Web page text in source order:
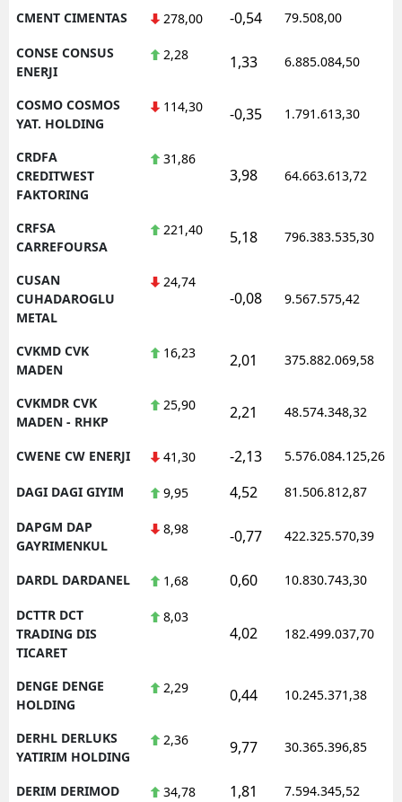
CMENT CIMENTAS 278,00 -0,54 79.508,00
CONSE CONSUS
ENERJI
2,28 1,33 6.885.084,50
COSMO COSMOS
YAT. HOLDING
114,30 -0,35 1.791.613,30
CRDFA
CREDITWEST
FAKTORING
31,86
3,98 64.663.613,72
CRFSA
CARREFOURSA
221,40 5,18 796.383.535,30
CUSAN
CUHADAROGLU
METAL
24,74
-0,08 9.567.575,42
CVKMD CVK
MADEN
16,23 2,01 375.882.069,58
CVKMDR CVK
MADEN - RHKP
25,90 2,21 48.574.348,32
CWENE CW ENERJI 41,30 -2,13 5.576.084.125,26
DAGI DAGI GIYIM 9,95 4,52 81.506.812,87
DAPGM DAP
GAYRIMENKUL
8,98 -0,77 422.325.570,39
DARDL DARDANEL 1,68 0,60 10.830.743,30
DCTTR DCT
TRADING DIS
TICARET
8,03
4,02 182.499.037,70
DENGE DENGE
HOLDING
2,29 0,44 10.245.371,38
DERHL DERLUKS
YATIRIM HOLDING
2,36 9,77 30.365.396,85
DERIM DERIMOD 34,78 1,81 7.594.345,52